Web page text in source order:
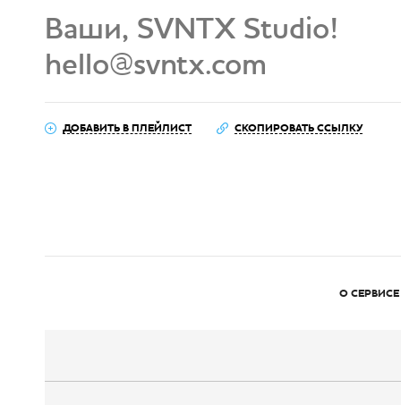
Ваши, SVNTX Studio!
hello@svntx.com
ДОБАВИТЬ В ПЛЕЙЛИСТ СКОПИРОВАТЬ ССЫЛКУ
О СЕРВИСЕ